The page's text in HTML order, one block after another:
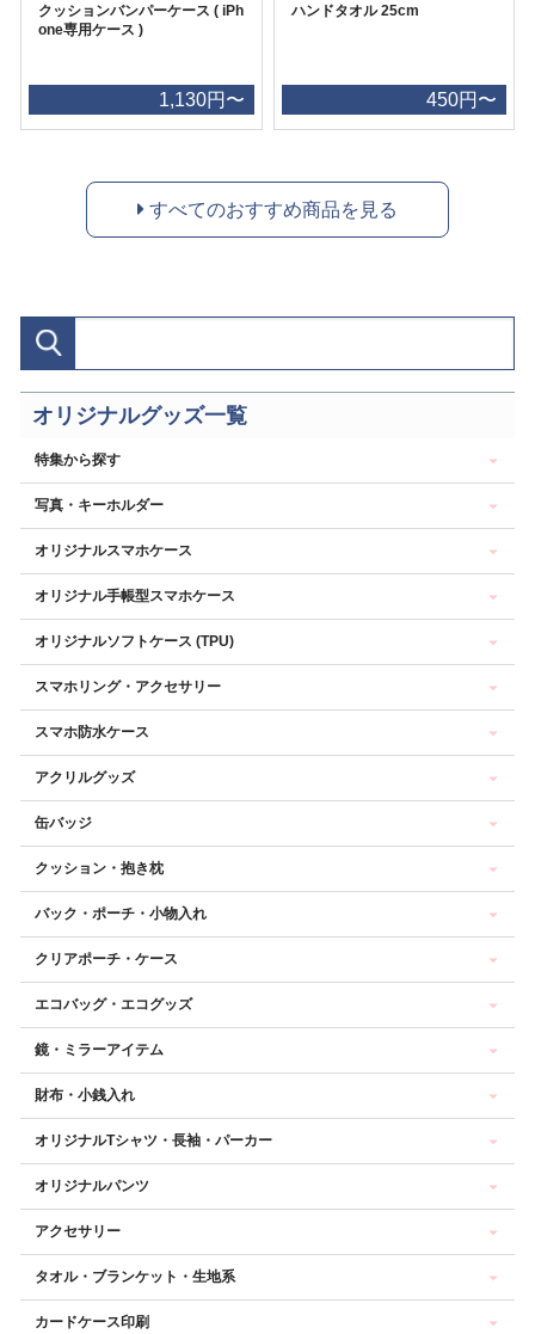
クッションバンパーケース ( iPh
one専用ケース )
1,130円〜
ハンドタオル 25cm
450円〜
すべてのおすすめ商品を見る
オリジナルグッズ一覧
特集から探す
写真・キーホルダー
オリジナルスマホケース
オリジナル手帳型スマホケース
オリジナルソフトケース (TPU)
スマホリング・アクセサリー
スマホ防水ケース
アクリルグッズ
缶バッジ
クッション・抱き枕
バック・ポーチ・小物入れ
クリアポーチ・ケース
エコバッグ・エコグッズ
鏡・ミラーアイテム
財布・小銭入れ
オリジナルTシャツ・長袖・パーカー
オリジナルパンツ
アクセサリー
タオル・ブランケット・生地系
カードケース印刷